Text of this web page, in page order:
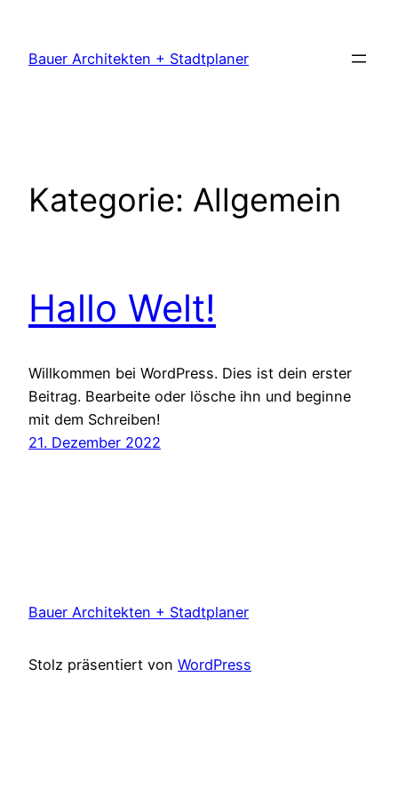
springen
Bauer Architekten + Stadtplaner
Kategorie: Allgemein
Hallo Welt!
Willkommen bei WordPress. Dies ist dein erster
Beitrag. Bearbeite oder lösche ihn und beginne
mit dem Schreiben!
21. Dezember 2022
Bauer Architekten + Stadtplaner
Stolz präsentiert von WordPress